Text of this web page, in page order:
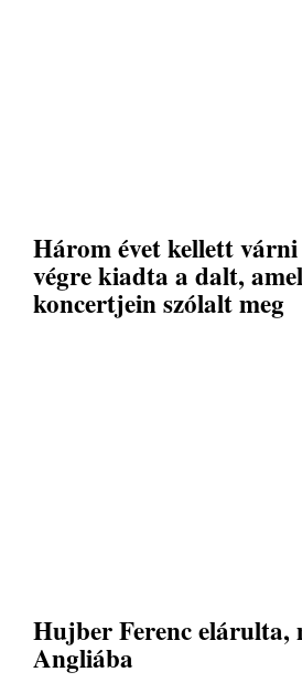
Három évet kellett
végre kiadta a dalt,
koncertjein szólalt meg
Hujber Ferenc
Angliába